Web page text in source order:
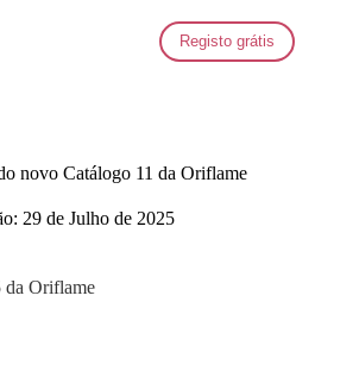
Registo grátis
novo Catálogo 11 da Oriflame
29 de Julho de 2025